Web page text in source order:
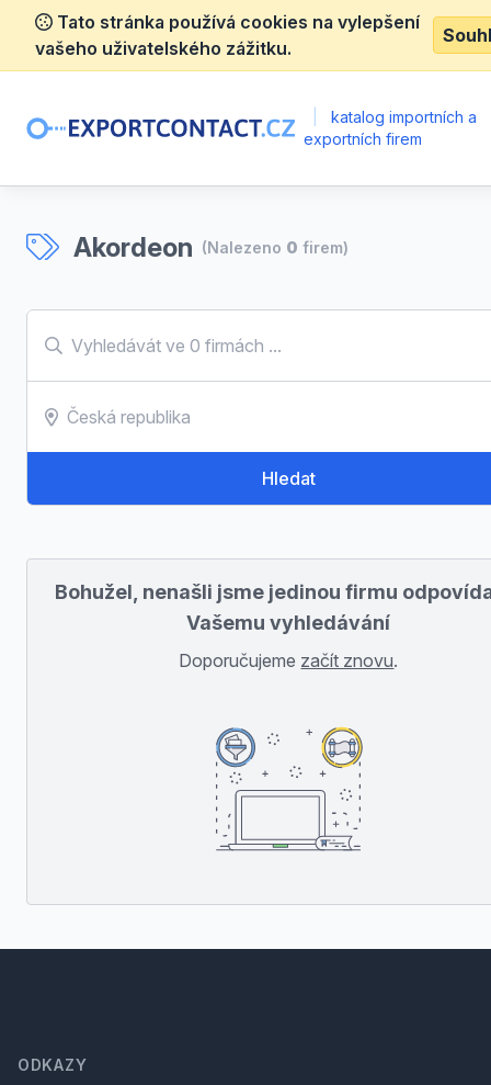
Tato stránka používá cookies na vylepšení
vašeho uživatelského zážitku.
katalog importních a
exportních firem
Akordeon (Nalezeno 0 firem)
Hledat
Bohužel, nenašli jsme jedinou firmu
Vašemu vyhledávání
Doporučujeme začít znovu.
ODKAZY